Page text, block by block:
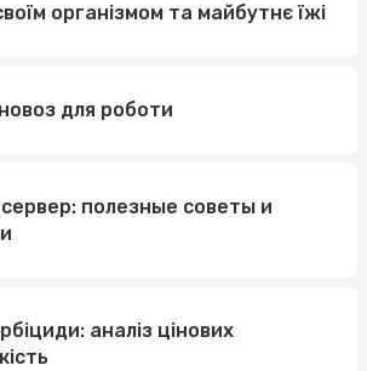
організмом та майбутнє їжі
для роботи
полезные советы и
аналіз цінових